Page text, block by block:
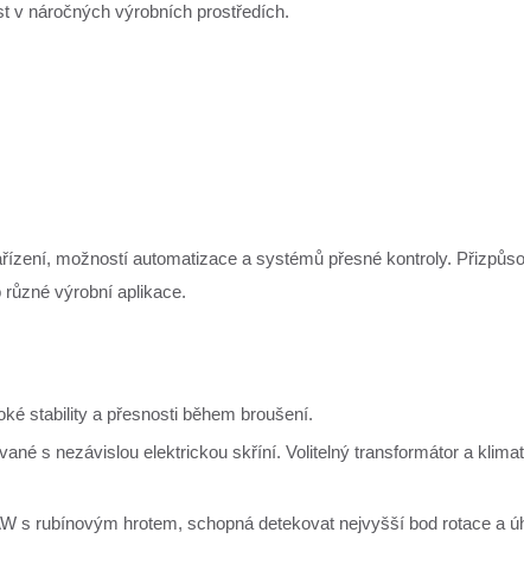
v náročných výrobních prostředích.
možností automatizace a systémů přesné kontroly.
výrobní aplikace.
stability a přesnosti během broušení.
s nezávislou elektrickou skříní. Volitelný transformátor a
s rubínovým hrotem, schopná detekovat nejvyšší bod rotace a